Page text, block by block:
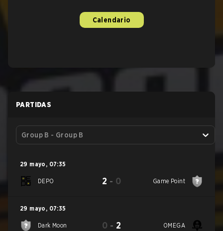
Calendario
PARTIDAS
Group B - Group B
29 mayo , 07:35
DEPO 2 - 0 Game Point
29 mayo , 07:35
Dark Moon 0 - 2 OMEGA